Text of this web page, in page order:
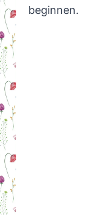
beginnen.